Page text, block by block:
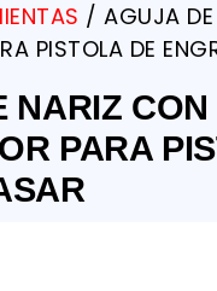
/ AGUJA
PISTOLA DE
NARIZ CON
PARA